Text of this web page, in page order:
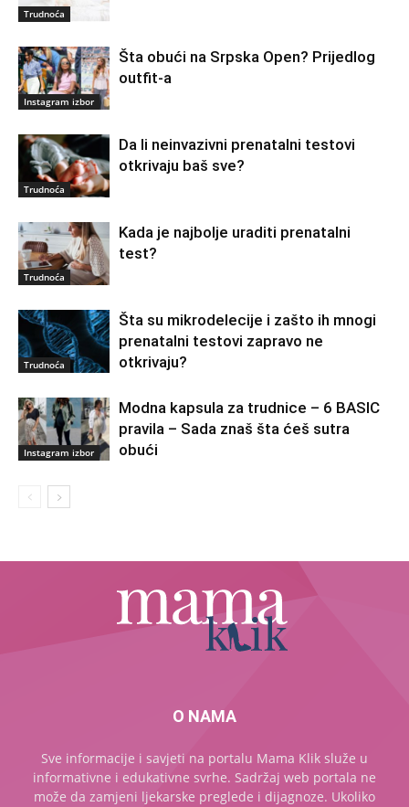
Trudnoća
Instagram izbor
Šta obući na Srpska Open? Prijedlog
outfit-a
Trudnoća
Da li neinvazivni prenatalni testovi
otkrivaju baš sve?
Trudnoća
Kada je najbolje uraditi prenatalni
test?
Trudnoća
Šta su mikrodelecije i zašto ih mnogi
prenatalni testovi zapravo ne
otkrivaju?
Instagram izbor
Modna kapsula za trudnice – 6 BASIC
pravila – Sada znaš šta ćeš sutra
obući
O NAMA
Sve informacije i savjeti na portalu Mama Klik služe u
informativne i edukativne svrhe. Sadržaj web portala ne
može da zamjeni ljekarske preglede i dijagnoze. Ukoliko